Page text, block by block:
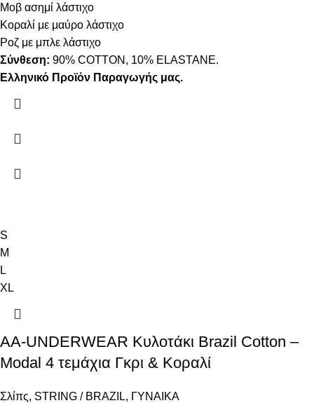
Μοβ ασημί λάστιχο
Κοραλί με μαύρο λάστιχο
Ροζ με μπλε λάστιχο
Σύνθεση: 90% COTTON, 10% ELASTANE.
Ελληνικό Προϊόν Παραγωγής μας.
S
M
L
XL
AA-UNDERWEAR Κυλοτάκι Brazil Cotton –
Modal 4 τεμάχια Γκρι & Κοραλί
Σλίπς, STRING / BRAZIL, ΓΥΝΑΙΚΑ